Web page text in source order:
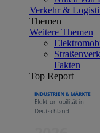
Verkehr &
Themen
Weitere Themen
Fakten
Top Report